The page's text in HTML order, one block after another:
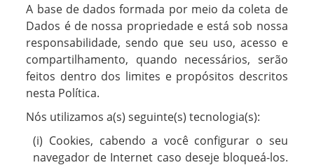
A base de dados formada por meio da coleta de
Dados é de nossa propriedade e está sob nossa
responsabilidade, sendo que seu uso, acesso e
compartilhamento, quando necessários, serão
feitos dentro dos limites e propósitos descritos
nesta Política.
Nós utilizamos a(s) seguinte(s) tecnologia(s):
(i) Cookies, cabendo a você configurar o seu
navegador de Internet caso deseje bloqueá-los.